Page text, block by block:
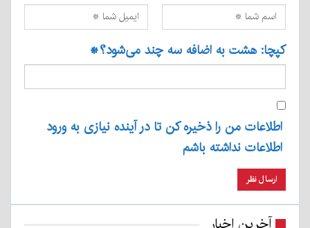
کپچا: هشت به اضافه سه چند می‌شود؟*
اطلاعات من را ذخیره کن تا در آینده نیازی به ورود
اطلاعات نداشته باشم